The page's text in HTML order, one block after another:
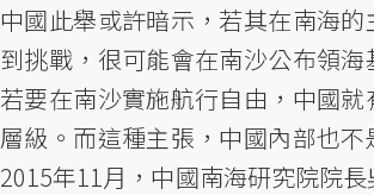
中國此舉或許暗示，若其在南海
到挑戰，很可能會在南沙公布領
若要在南沙實施航行自由，中國
層級。而這種主張，中國內部也
2015年11月，中國南海研究院院